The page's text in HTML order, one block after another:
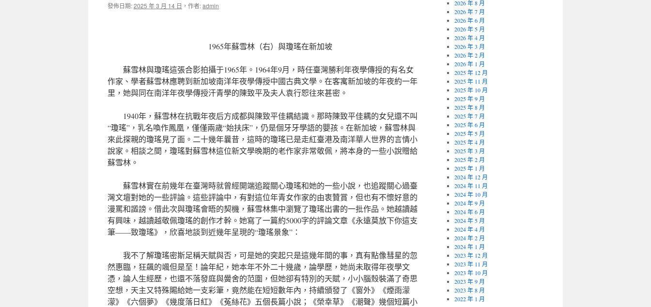
發佈日期:2025 年 3 月 14 日 ， 作者:admin
1965年蘇雪林（右）與瓊瑤在新加坡
蘇雪林與瓊瑤這張合影拍攝于1965年。1964年9月，時任臺灣勝利年夜學傳授的有名女
作家、學者蘇雪林應聘到新加坡南洋年夜學傳授中國古典文學。在客寓新加坡的年夜約一年
里，她與同在南洋年夜學傳授汗青學的陳致平及夫人袁行恕往來甚密。
1940年，蘇雪林在抗戰年夜后方成都與陳致平佳耦結識。那時陳致平佳耦的女兒還不叫
“瓊瑤”，乳名喚作鳳凰，僅僅兩歲“始扶床”，仍是個牙牙學語的嬰孩。在新加坡，蘇雪林與
來此探親的瓊瑤見了面。二十幾年曩昔，這時的瓊瑤已是走紅臺港及南洋華人世界的言情小
說家。相談之間，瓊瑤對蘇雪林這位新文學晚期的老作家非常敬佩，將本身的一些小說贈給
蘇雪林。
蘇雪林實在前幾年在臺灣時就曾經開端追蹤關心瓊瑤和她的一些小說，也追蹤關心過臺
灣文壇對她的一些評論。這些評論中，有對這位年青女作家的由衷贊賞，但也有不懷好意的
漫罵和譭謗。借此次與瓊瑤會晤的契機，蘇雪林集中瀏覽了瓊瑤出書的一批作品。她越讀越
有興味，越讀越敬佩瓊瑤的創作才幹。她寫了一篇約5000字的評論文章《永遠莫放下你這支
筆——致瓊瑤》，欣喜地談到近幾年呈現的“瓊瑤景象”：
我不了解瓊瑤密斯足稱天賦與否，可是她的突起只是這幾年間的事，真有點像彗星的忽
然惠臨，狂飆的颯但是至！論年紀，她本年不外二十幾歲，論學歷，她尚未取得年夜學文
憑，論人生經歷，也還不落發庭與黌舍的范圍，但她卻有特別的天賦，小小腦殼裝滿了奇思
空想，天主又特殊賜給她一支彩筆，竟然能在短短數年內，持續頒發了《窗外》《煙雨濛
濛》《六個夢》《幾度落日紅》《菟絲花》五個長篇小說；《榮幸草》《潮聲》幾個短篇小
2026 年 8 月
2026 年 7 月
2026 年 6 月
2026 年 5 月
2026 年 4 月
2026 年 3 月
2026 年 2 月
2026 年 1 月
2025 年 12 月
2025 年 11 月
2025 年 10 月
2025 年 9 月
2025 年 8 月
2025 年 7 月
2025 年 6 月
2025 年 5 月
2025 年 4 月
2025 年 3 月
2025 年 2 月
2025 年 1 月
2024 年 12 月
2024 年 11 月
2024 年 10 月
2024 年 9 月
2024 年 6 月
2024 年 5 月
2024 年 4 月
2024 年 2 月
2024 年 1 月
2023 年 12 月
2023 年 11 月
2023 年 10 月
2023 年 9 月
2023 年 8 月
2022 年 1 月